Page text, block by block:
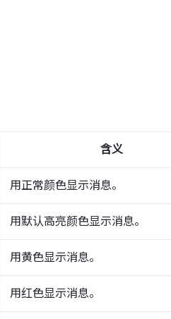
含义
用正常颜色显示消息。
用默认高亮颜色显示消息。
用黄色显示消息。
用红色显示消息。